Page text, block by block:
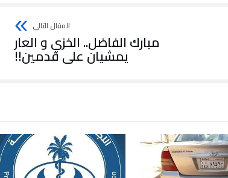
مبارك الفاضل.. الخزي و العار
يمشيان على قدمين!!